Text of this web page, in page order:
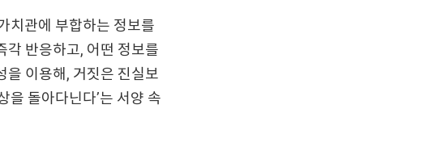
치관에 부합하는 정보를
각 반응하고, 어떤 정보를
을 이용해, 거짓은 진실보
을 돌아다닌다’는 서양 속